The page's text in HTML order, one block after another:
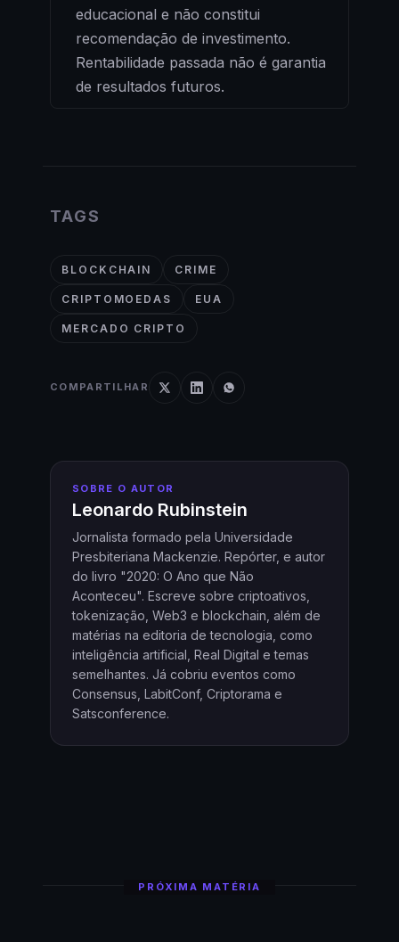
educacional e não constitui
recomendação de investimento.
Rentabilidade passada não é garantia
de resultados futuros.
TAGS
BLOCKCHAIN CRIME
CRIPTOMOEDAS EUA
MERCADO CRIPTO
COMPARTILHAR
SOBRE O AUTOR
Leonardo Rubinstein
Jornalista formado pela Universidade
Presbiteriana Mackenzie. Repórter, e autor
do livro "2020: O Ano que Não
Aconteceu". Escreve sobre criptoativos,
tokenização, Web3 e blockchain, além de
matérias na editoria de tecnologia, como
inteligência artificial, Real Digital e temas
semelhantes. Já cobriu eventos como
Consensus, LabitConf, Criptorama e
Satsconference.
PRÓXIMA MATÉRIA